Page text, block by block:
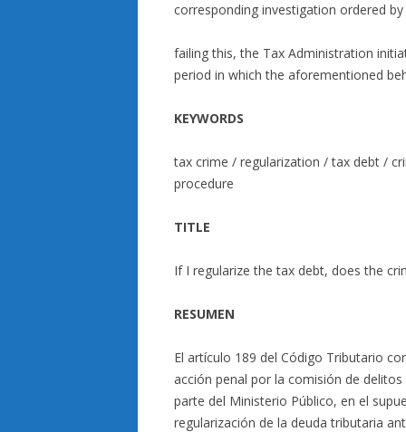
corresponding investigation ordered
failing this, the Tax Administration
period in which the aforementioned
KEYWORDS
tax crime / regularization / tax debt /
procedure
TITLE
If I regularize the tax debt, does the
RESUMEN
El artículo 189 del Código Tributario
acción penal por la comisión de
parte del Ministerio Público, en el
regularización de la deuda tributaria